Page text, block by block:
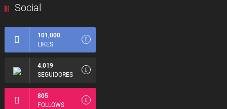
Social
101,000
LIKES
4.019
SEGUIDORES
805
FOLLOWS